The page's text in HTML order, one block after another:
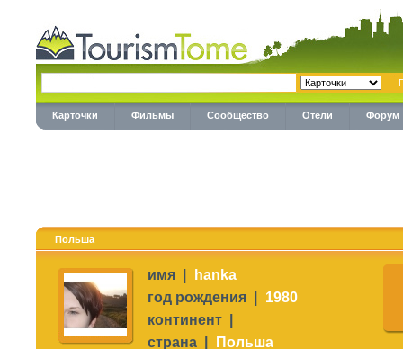
Карточки Фильмы Сообщество Отели Форум
Польша
имя |
hanka
год рождения |
1980
континент |
страна |
Польша